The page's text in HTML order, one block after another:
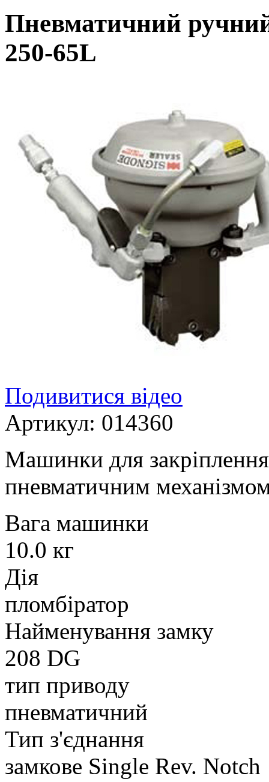
Пневматичний
250-65L
Подивитися відео
Артикул: 014360
Машинки для
пневматичним
Вага машинки
10.0 кг
Дія
пломбіратор
Найменування замку
208 DG
тип приводу
пневматичний
Тип з'єднання
замкове Single Rev. Notch